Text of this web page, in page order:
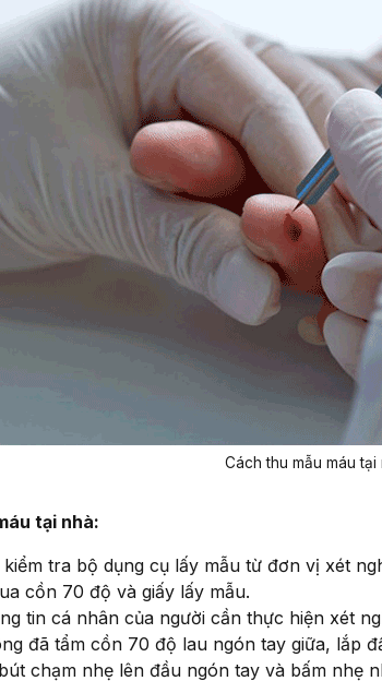
Cách thu mẫu máu tại
tại nhà:
kiểm tra bộ dụng cụ lấy mẫu từ đơn vị xét
cồn 70 độ và giấy lấy mẫu.
tin cá nhân của người cần thực hiện xét
đã tẩm cồn 70 độ lau ngón tay giữa, lắp
chạm nhẹ lên đầu ngón tay và bấm nhẹ